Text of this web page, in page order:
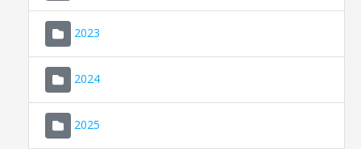
2023
2024
2025